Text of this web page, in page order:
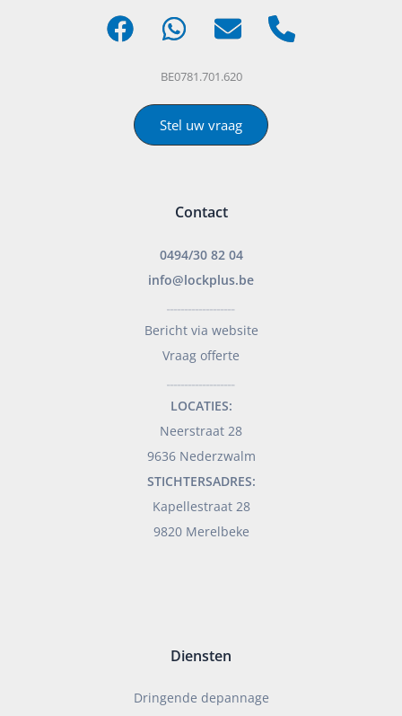
BE0781.701.620
Stel uw vraag
Contact
0494/30 82 04
info@lockplus.be
Bericht via website
Vraag offerte
LOCATIES:
Neerstraat 28
9636 Nederzwalm
STICHTERSADRES:
Kapellestraat 28
9820 Merelbeke
Diensten
Dringende depannage